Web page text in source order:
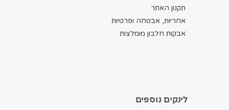
תקנון האתר
אחריות, אבטחה ופרטיות
אבקות חלבון מומלצות
לינקים נוספים